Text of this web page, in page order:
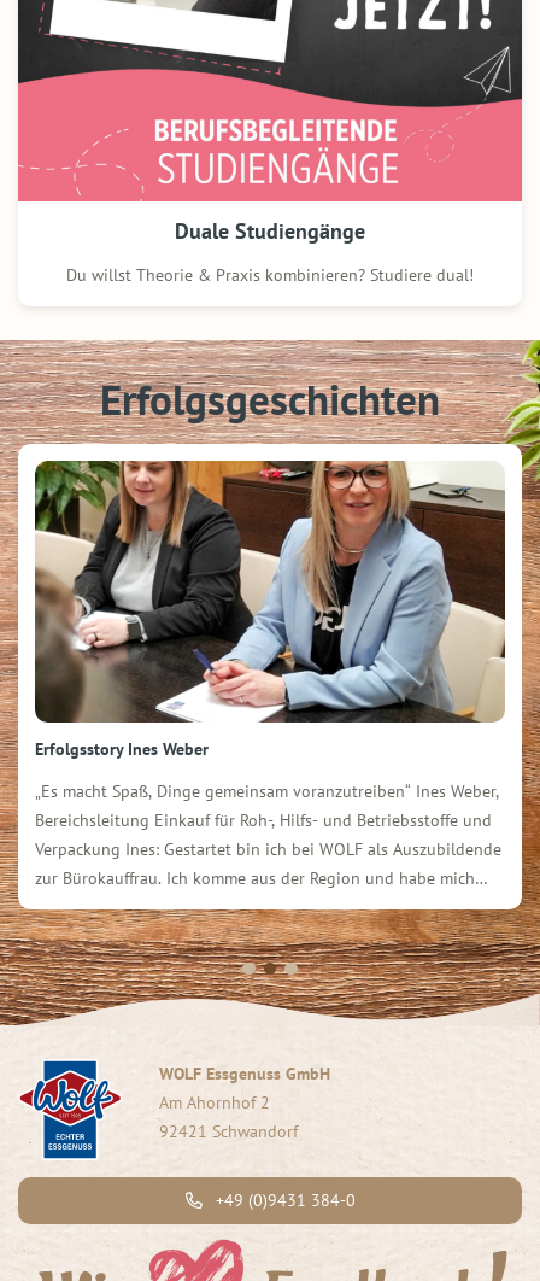
Duale Studien­gänge
Du willst Theorie & Praxis kombinieren? Studiere dual!
Erfolgsgeschichten
Erfolgsstory Ines Weber
„Es macht Spaß, Dinge gemeinsam voranzutreiben“ Ines Weber,
Bereichsleitung Einkauf für Roh-, Hilfs- und Betriebsstoffe und
Verpackung Ines: Gestartet bin ich bei WOLF als Auszubildende
zur Bürokauffrau. Ich komme aus der Region und habe mich
gefreut, bei einem namhaften Unternehmen wie WOLF
anfangen zu können. Nach der Ausbildung wurde ich als […]
WOLF Essgenuss GmbH
Am Ahornhof 2
92421 Schwandorf
+49 (0)9431 384-0